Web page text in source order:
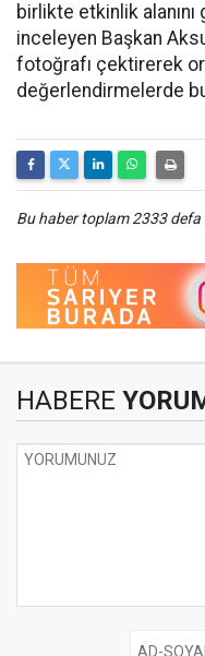
birlikte etkinlik alanını
inceleyen Başkan
fotoğrafı çektirerek
değerlendirmelerde
Bu haber toplam 2333
HABERE